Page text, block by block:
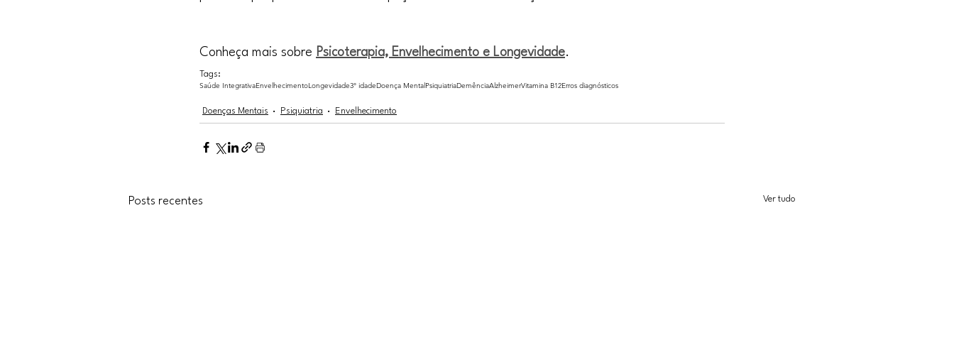
Conheça mais sobre Psicoterapia, Envelhecimento e Longevidade.
Tags:
Saúde IntegrativaEnvelhecimentoLongevidade3° idadeDoença MentalPsiquiatriaDemênciaAlzheimerVitamina B12Erros diagnósticos
Doenças Mentais Psiquiatria Envelhecimento
Posts recentes Ver tudo